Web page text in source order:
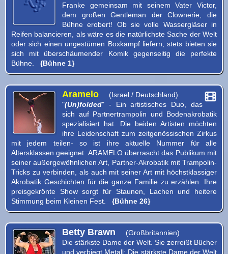
Franke gemeinsam mit seinem Vater Victor,
dem großen Gentleman der Clownerie, die
Bühne erobert! Ob sie volle Wassergläser in
Reifen balancieren, als wäre es die natürlichste Sache der Welt
oder sich einen ungestümen Boxkampf liefern, stets bieten sie
sich mit überschäumender Komik gegenseitig die perfekte
Bühne. {Bühne 1}
Aramelo
(Israel / Deutschland)
"(Un)folded" - Ein artistisches Duo, das
sich auf Partnertrampolin und Bodenakrobatik
spezialisiert hat. Die beiden Artisten möchten
ihre Leidenschaft zum zeitgenössischen Zirkus
mit jedem teilen- so ist ihre aktuelle Nummer für alle
Altersklassen geeignet. ARAMELO überrascht das Publikum mit
seiner außergewöhnlichen Art, Partner-Akrobatik mit Trampolin-
Tricks zu verbinden, als auch mit seiner Art mit höchstklassiger
Akrobatik Geschichten für die ganze Familie zu erzählen. Ihre
preisgekrönte Show sorgt für Staunen, Lachen und heitere
Stimmung beim Kleinen Fest. {Bühne 26}
Betty Brawn
(Großbritannien)
Die stärkste Dame der Welt. Sie zerreißt Bücher
und verbiegt Metall: Die stärkste Dame der Welt